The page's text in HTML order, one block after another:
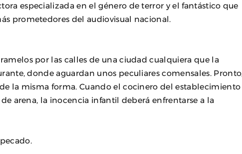
especializada en el género de terror y el fantástico que
prometedores del audiovisual nacional.
por las calles de una ciudad cualquiera que la
donde aguardan unos peculiares comensales. Pronto,
la misma forma. Cuando el cocinero del establecimiento
arena, la inocencia infantil deberá enfrentarse a la